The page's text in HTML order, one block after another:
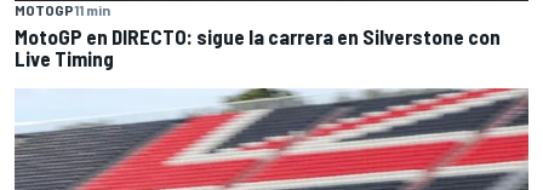
MOTOGP11 min
MotoGP en DIRECTO: sigue la carrera en Silverstone con
Live Timing